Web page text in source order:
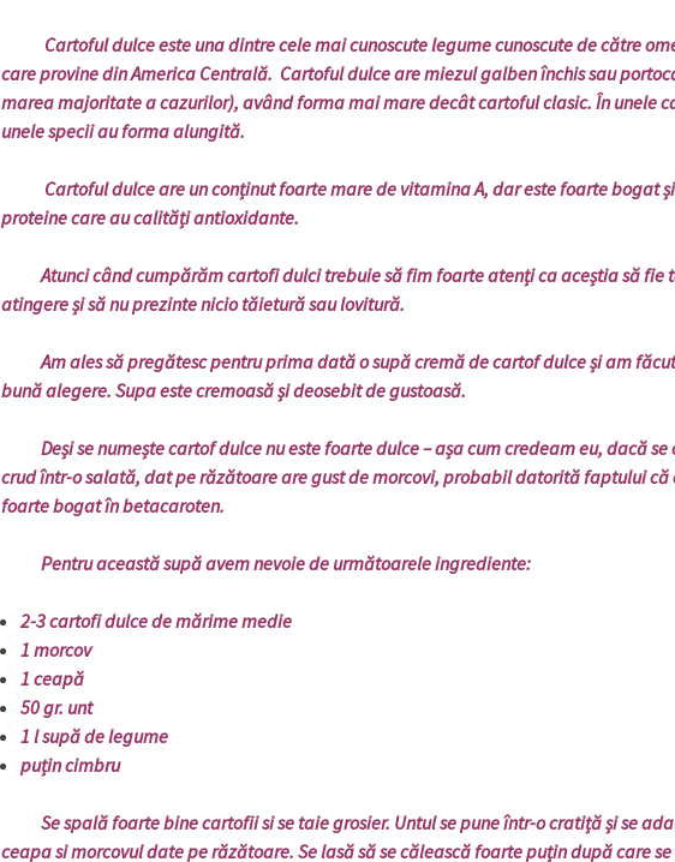
Cartoful dulce este una dintre cele mai cunoscute legume cunoscute de către
care provine din America Centrală. Cartoful dulce are miezul galben închis sau
marea majoritate a cazurilor), având forma mai mare decât cartoful clasic. În unele
unele specii au forma alungită.
Cartoful dulce are un conținut foarte mare de vitamina A, dar este foarte bogat
proteine care au calități antioxidante.
Atunci când cumpărăm cartofi dulci trebuie să fim foarte atenți ca aceștia să fie
atingere și să nu prezinte nicio tăietură sau lovitură.
Am ales să pregătesc pentru prima dată o supă cremă de cartof dulce și am
bună alegere. Supa este cremoasă și deosebit de gustoasă.
Deși se numește cartof dulce nu este foarte dulce – așa cum credeam eu, dacă se
crud într-o salată, dat pe răzătoare are gust de morcovi, probabil datorită faptului că
foarte bogat în betacaroten.
Pentru această supă avem nevoie de următoarele ingrediente:
2-3 cartofi dulce de mărime medie
1 morcov
1 ceapă
50 gr. unt
1 l supă de legume
puțin cimbru
Se spală foarte bine cartofii si se taie grosier. Untul se pune într-o cratiță și se
ceapa si morcovul date pe răzătoare. Se lasă să se călească foarte puțin după care